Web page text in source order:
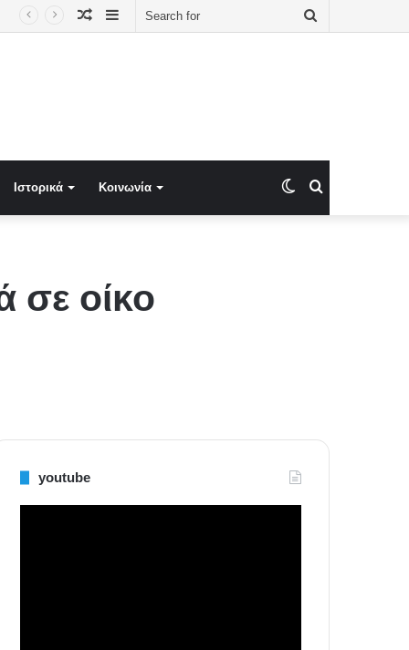
Sidebar
Random
Ιστορικά Κοινωνία Switch
σε οίκο
youtube